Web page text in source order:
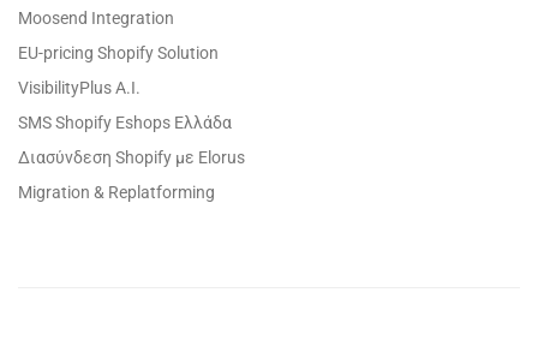
Moosend Integration
EU-pricing Shopify Solution
VisibilityPlus A.I.
SMS Shopify Eshops Ελλάδα
Διασύνδεση Shopify με Elorus
Migration & Replatforming